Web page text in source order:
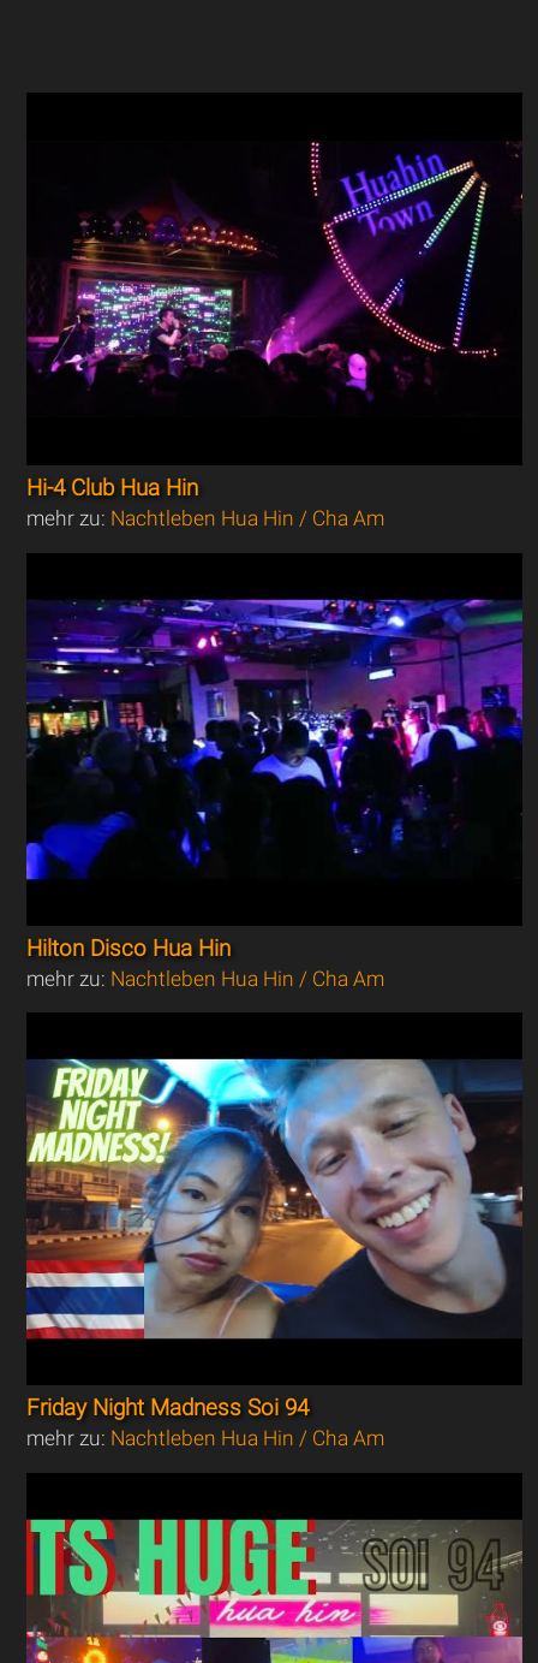
Hi-4 Club Hua Hin
mehr zu: Nachtleben Hua Hin / Cha Am
Hilton Disco Hua Hin
mehr zu: Nachtleben Hua Hin / Cha Am
Friday Night Madness Soi 94
mehr zu: Nachtleben Hua Hin / Cha Am